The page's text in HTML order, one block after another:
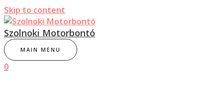
Skip to content
Szolnoki Motorbontó
MAIN MENU
0